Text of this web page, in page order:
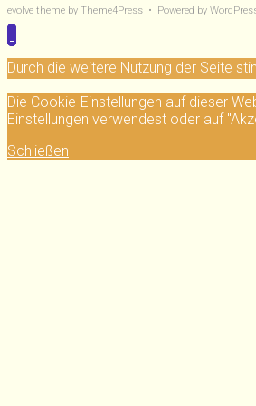
evolve theme by Theme4Press • Powered by
Durch die weitere Nutzung der Seite
Die Cookie-Einstellungen auf dieser
Einstellungen verwendest oder auf
Schließen